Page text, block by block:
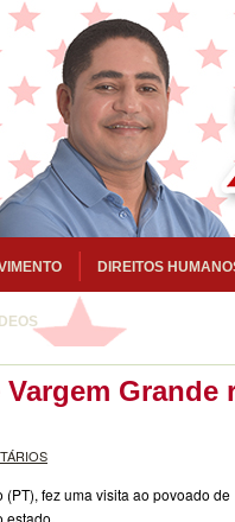
DIREITOS
Grande
fez uma visita ao povoado
estado.